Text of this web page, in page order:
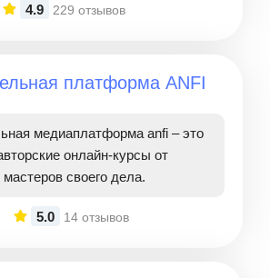
4.9 229 отзывов
платформа ANFI
медиаплатформа anfi – это
онлайн-курсы от
своего дела.
5.0 14 отзывов